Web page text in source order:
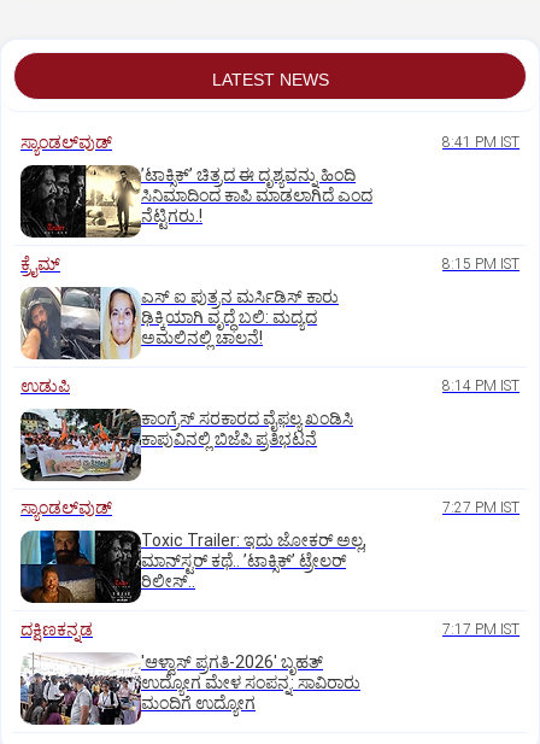
LATEST NEWS
ಸ್ಯಾಂಡಲ್‌ವುಡ್‌ 8:41 PM IST
ʼಟಾಕ್ಸಿಕ್‌ʼ ಚಿತ್ರದ ಈ ದೃಶ್ಯವನ್ನು ಹಿಂದಿ
ಸಿನಿಮಾದಿಂದ ಕಾಪಿ ಮಾಡಲಾಗಿದೆ ಎಂದ
ನೆಟ್ಟಿಗರು.!
ಕ್ರೈಮ್ 8:15 PM IST
ಎಸ್ ಐ ಪುತ್ರನ ಮರ್ಸಿಡಿಸ್‌ ಕಾರು
ಢಿಕ್ಕಿಯಾಗಿ ವೃದ್ಧೆ ಬಲಿ: ಮದ್ಯದ
ಅಮಲಿನಲ್ಲಿ ಚಾಲನೆ!
ಉಡುಪಿ 8:14 PM IST
ಕಾಂಗ್ರೆಸ್ ಸರಕಾರದ ವೈಫಲ್ಯ ಖಂಡಿಸಿ
ಕಾಪುವಿನಲ್ಲಿ ಬಿಜೆಪಿ ಪ್ರತಿಭಟನೆ
ಸ್ಯಾಂಡಲ್‌ವುಡ್‌ 7:27 PM IST
Toxic Trailer: ಇದು ಜೋಕರ್‌ ಅಲ್ಲ,
ಮಾನ್‌ಸ್ಟರ್‌ ಕಥೆ.. ʼಟಾಕ್ಸಿಕ್‌ʼ ಟ್ರೇಲರ್‌
ರಿಲೀಸ್..
ದಕ್ಷಿಣಕನ್ನಡ 7:17 PM IST
'ಆಳ್ವಾಸ್‌ ಪ್ರಗತಿ-2026' ಬೃಹತ್
ಉದ್ಯೋಗ ಮೇಳ ಸಂಪನ್ನ: ಸಾವಿರಾರು
ಮಂದಿಗೆ ಉದ್ಯೋಗ